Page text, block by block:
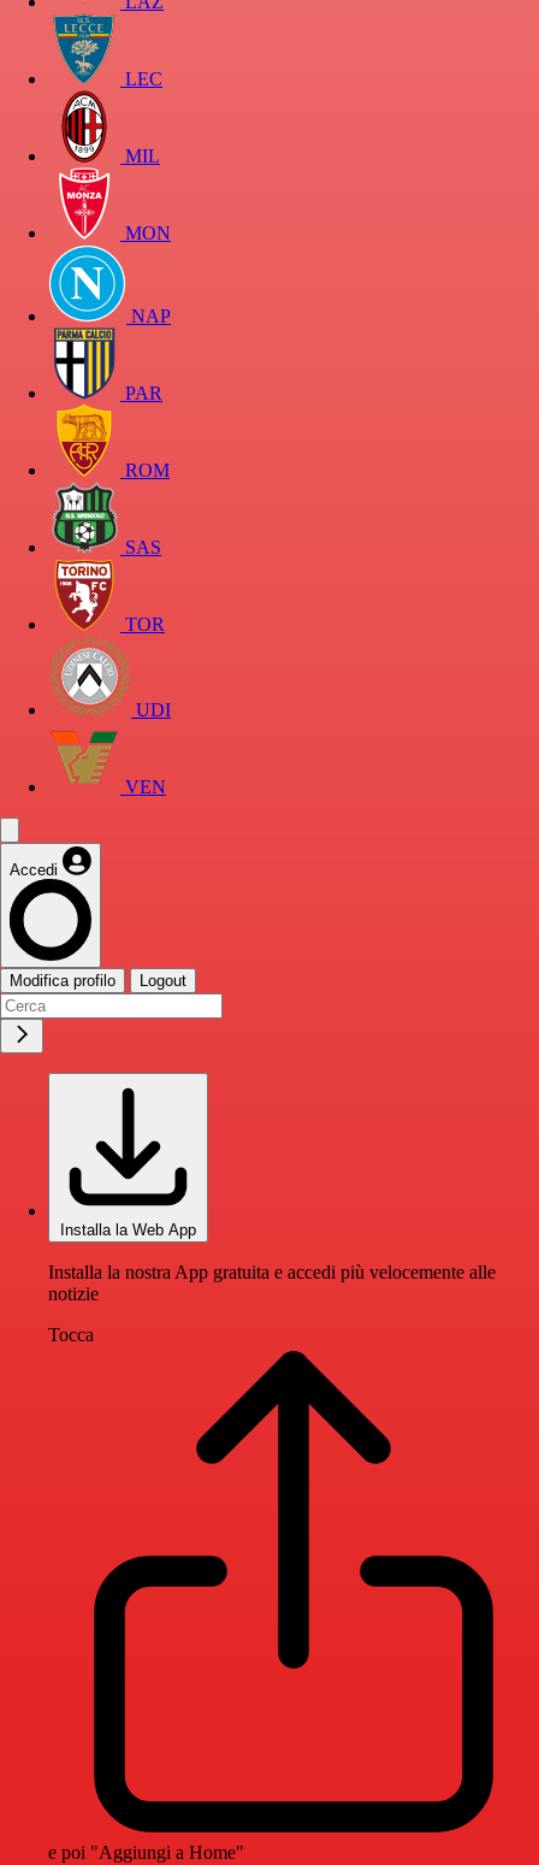
LEC
MIL
MON
NAP
PAR
ROM
SAS
TOR
UDI
VEN
Accedi
Modifica profilo Logout
Installa la Web App
Installa la nostra App gratuita e accedi più velocemente alle
notizie
Tocca
e poi "Aggiungi a Home"